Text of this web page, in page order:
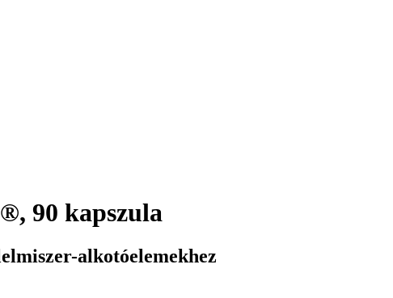
90 kapszula
alkotóelemekhez